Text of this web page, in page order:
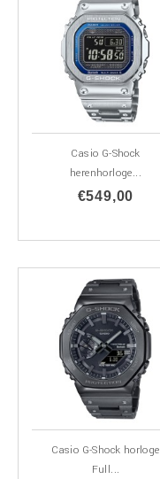
Casio G-Shock
herenhorloge...
€549,00
Casio G-Shock horloge
Full...